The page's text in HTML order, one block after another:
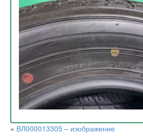
« ВЛ000013305 – изображение